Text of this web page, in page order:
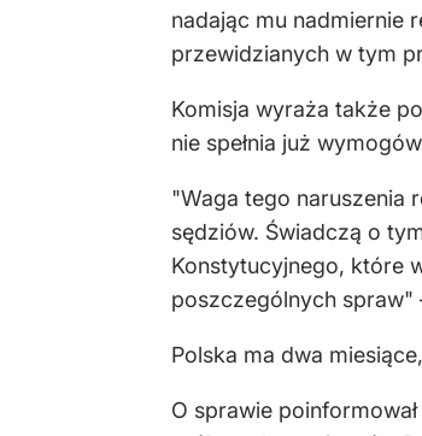
nadając mu nadmiernie
przewidzianych w tym
Komisja wyraża także
nie spełnia już
"Waga tego naruszenia
sędziów. Świadczą o
Konstytucyjnego, które
poszczególnych spraw"
Polska ma dwa
O sprawie